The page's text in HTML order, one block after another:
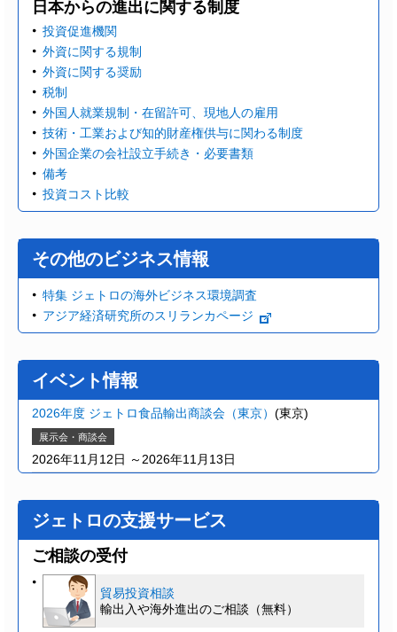
日本からの進出に関する制度
投資促進機関
外資に関する規制
外資に関する奨励
税制
外国人就業規制・在留許可、現地人の雇用
技術・工業および知的財産権供与に関わる制度
外国企業の会社設立手続き・必要書類
備考
投資コスト比較
その他のビジネス情報
特集 ジェトロの海外ビジネス環境調査
アジア経済研究所のスリランカページ
イベント情報
2026年度 ジェトロ食品輸出商談会（東京）(東京)
展示会・商談会
2026年11月12日 ～2026年11月13日
ジェトロの支援サービス
ご相談の受付
貿易投資相談
輸出入や海外進出のご相談（無料）